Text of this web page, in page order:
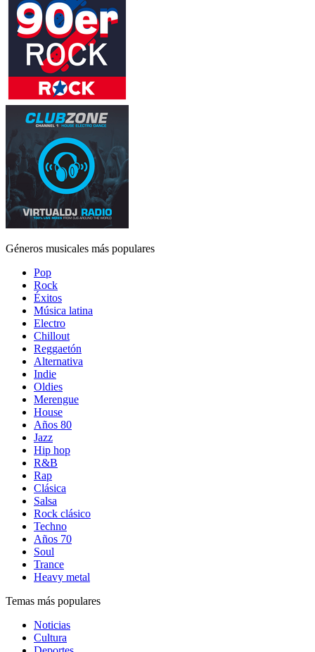
Géneros musicales más populares
Pop
Rock
Éxitos
Música latina
Electro
Chillout
Reggaetón
Alternativa
Indie
Oldies
Merengue
House
Años 80
Jazz
Hip hop
R&B
Rap
Clásica
Salsa
Rock clásico
Techno
Años 70
Soul
Trance
Heavy metal
Temas más populares
Noticias
Cultura